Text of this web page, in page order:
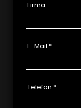
Firma
E-Mail *
Telefon *